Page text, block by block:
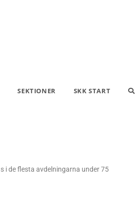
SEKTIONER SKK START
i de flesta avdelningarna under 75